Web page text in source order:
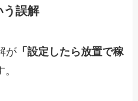
う誤解
が 「設定したら放置で稼